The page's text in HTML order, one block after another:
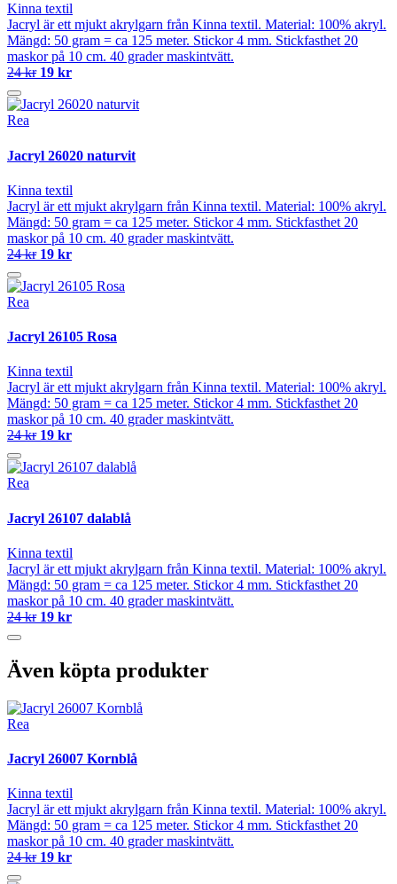
Kinna textil
Jacryl är ett mjukt akrylgarn från Kinna textil. Material: 100% akryl.
Mängd: 50 gram = ca 125 meter. Stickor 4 mm. Stickfasthet 20
maskor på 10 cm. 40 grader maskintvätt.
24 kr 19 kr
Rea
Jacryl 26020 naturvit
Kinna textil
Jacryl är ett mjukt akrylgarn från Kinna textil. Material: 100% akryl.
Mängd: 50 gram = ca 125 meter. Stickor 4 mm. Stickfasthet 20
maskor på 10 cm. 40 grader maskintvätt.
24 kr 19 kr
Rea
Jacryl 26105 Rosa
Kinna textil
Jacryl är ett mjukt akrylgarn från Kinna textil. Material: 100% akryl.
Mängd: 50 gram = ca 125 meter. Stickor 4 mm. Stickfasthet 20
maskor på 10 cm. 40 grader maskintvätt.
24 kr 19 kr
Rea
Jacryl 26107 dalablå
Kinna textil
Jacryl är ett mjukt akrylgarn från Kinna textil. Material: 100% akryl.
Mängd: 50 gram = ca 125 meter. Stickor 4 mm. Stickfasthet 20
maskor på 10 cm. 40 grader maskintvätt.
24 kr 19 kr
Även köpta produkter
Rea
Jacryl 26007 Kornblå
Kinna textil
Jacryl är ett mjukt akrylgarn från Kinna textil. Material: 100% akryl.
Mängd: 50 gram = ca 125 meter. Stickor 4 mm. Stickfasthet 20
maskor på 10 cm. 40 grader maskintvätt.
24 kr 19 kr